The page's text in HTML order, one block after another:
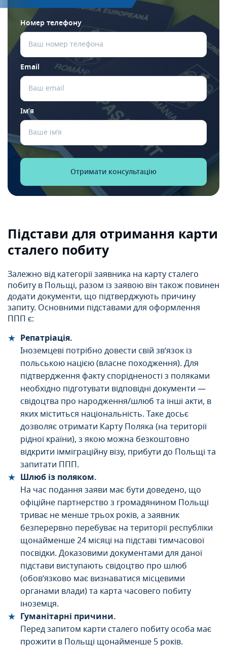
Номер телефону
Email
Ім’я
Підстави для отримання карти
сталего побиту
Залежно від категорії заявника на карту сталего
побиту в Польщі, разом із заявою він також повинен
додати документи, що підтверджують причину
запиту. Основними підставами для оформлення
ППП є:
Репатріація.
Іноземцеві потрібно довести свій зв’язок із
польською нацією (власне походження). Для
підтвердження факту спорідненості з поляками
необхідно підготувати відповідні документи —
свідоцтва про народження/шлюб та інші акти, в
яких міститься національність. Таке досьє
дозволяє отримати Карту Поляка (на території
рідної країни), з якою можна безкоштовно
відкрити імміграційну візу, прибути до Польщі та
запитати ППП.
Шлюб із поляком.
На час подання заяви має бути доведено, що
офіційне партнерство з громадянином Польщі
триває не менше трьох років, а заявник
безперервно перебуває на території республіки
щонайменше 24 місяці на підставі тимчасової
посвідки. Доказовими документами для даної
підстави виступають свідоцтво про шлюб
(обов’язково має визнаватися місцевими
органами влади) та карта часовего побиту
іноземця.
Гуманітарні причини.
Перед запитом карти сталего побиту особа має
прожити в Польщі щонайменше 5 років.